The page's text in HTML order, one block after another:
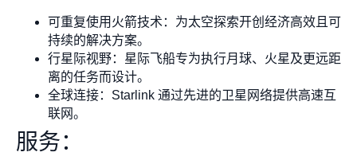
可重复使用火箭技术：为太空探索开创经济高效且可
持续的解决方案。
行星际视野：星际飞船专为执行月球、火星及更远距
离的任务而设计。
全球连接：Starlink 通过先进的卫星网络提供高速互
联网。
服务：